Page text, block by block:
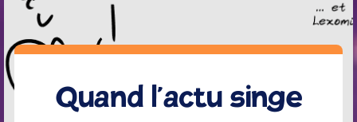
Quand l’actu singe